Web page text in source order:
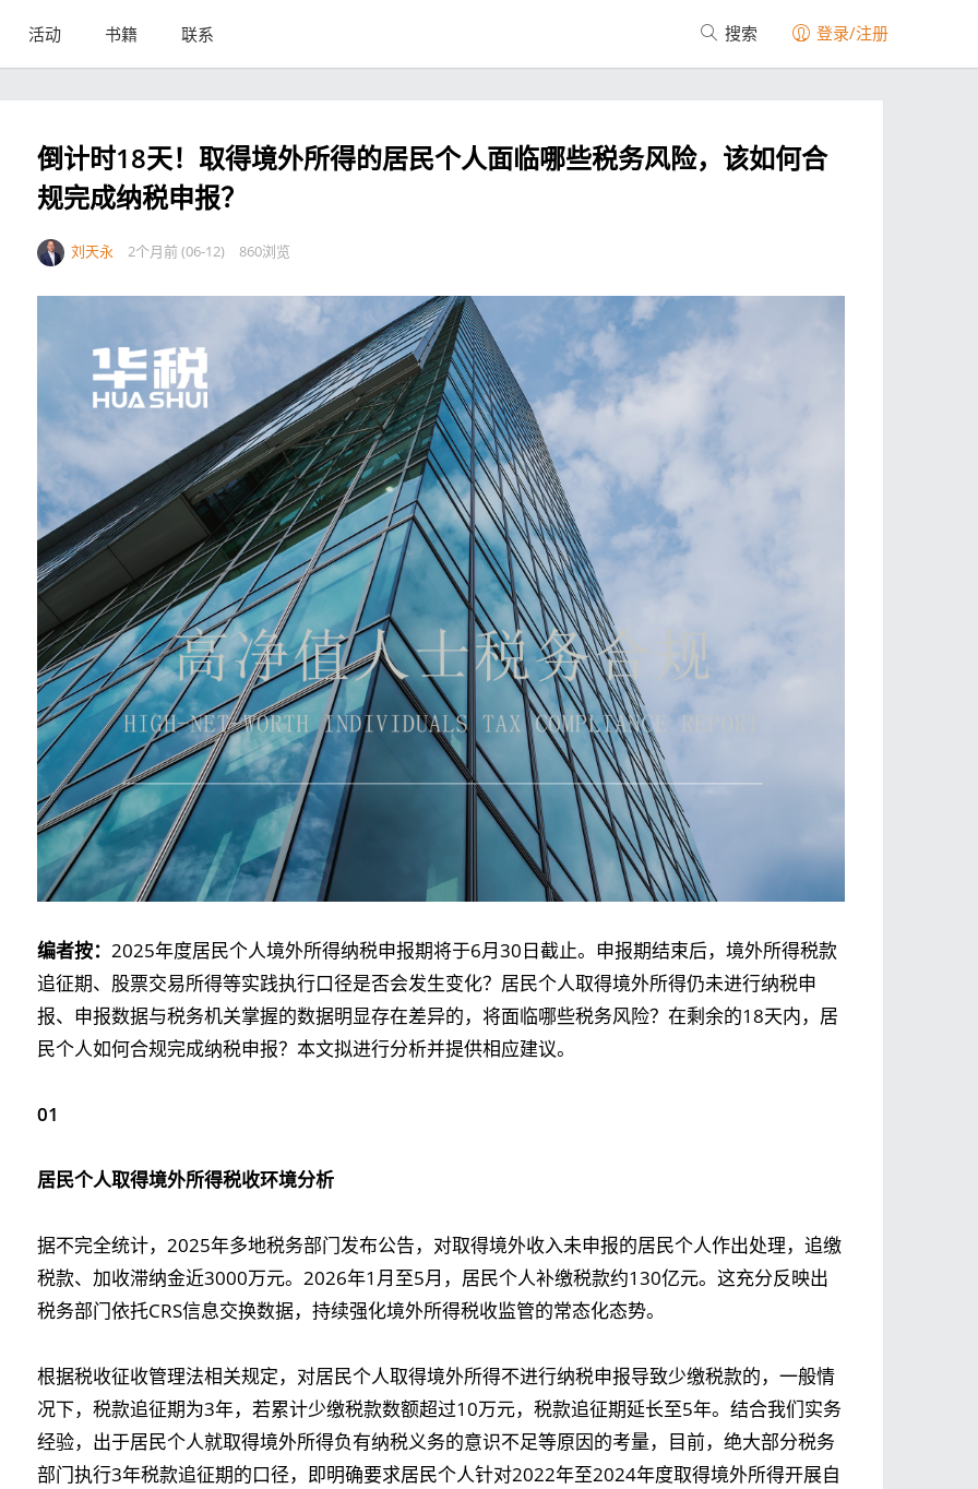
活动 书籍 联系 搜索 登录/注册
倒计时18天！取得境外所得的居民个人面临哪些税务风险，该如何合
规完成纳税申报？
刘天永 2个月前 (06-12) 860浏览
编者按： 2025年度居民个人境外所得纳税申报期将于6月30日截止。申报期结束后，境外所得税款
追征期、股票交易所得等实践执行口径是否会发生变化？居民个人取得境外所得仍未进行纳税申
报、申报数据与税务机关掌握的数据明显存在差异的，将面临哪些税务风险？在剩余的18天内，居
民个人如何合规完成纳税申报？本文拟进行分析并提供相应建议。
01
居民个人取得境外所得税收环境分析
据不完全统计，2025年多地税务部门发布公告，对取得境外收入未申报的居民个人作出处理，追缴
税款、加收滞纳金近3000万元。2026年1月至5月，居民个人补缴税款约130亿元。这充分反映出
税务部门依托CRS信息交换数据，持续强化境外所得税收监管的常态化态势。
根据税收征收管理法相关规定，对居民个人取得境外所得不进行纳税申报导致少缴税款的，一般情
况下，税款追征期为3年，若累计少缴税款数额超过10万元，税款追征期延长至5年。结合我们实务
经验，出于居民个人就取得境外所得负有纳税义务的意识不足等原因的考量，目前，绝大部分税务
部门执行3年税款追征期的口径，即明确要求居民个人针对2022年至2024年度取得境外所得开展自